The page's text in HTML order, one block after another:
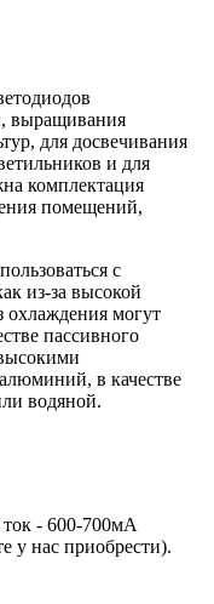
выращивания
для досвечивания
и для
комплектация
помещений,
с
из-за высокой
охлаждения могут
пассивного
в качестве
водяной.
- 600-700мА
у нас приобрести).